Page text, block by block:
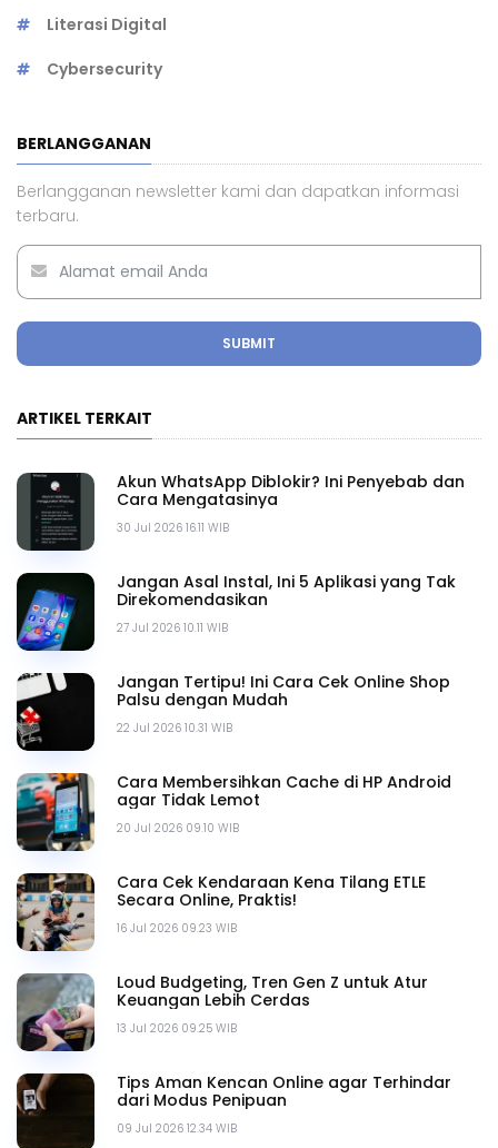
Literasi Digital
Cybersecurity
BERLANGGANAN
Berlangganan newsletter kami dan dapatkan informasi
terbaru.
SUBMIT
ARTIKEL TERKAIT
30 Jul 2026 16.11 WIB
Akun WhatsApp Diblokir? Ini Penyebab dan
Cara Mengatasinya
27 Jul 2026 10.11 WIB
Jangan Asal Instal, Ini 5 Aplikasi yang Tak
Direkomendasikan
22 Jul 2026 10.31 WIB
Jangan Tertipu! Ini Cara Cek Online Shop
Palsu dengan Mudah
20 Jul 2026 09.10 WIB
Cara Membersihkan Cache di HP Android
agar Tidak Lemot
16 Jul 2026 09.23 WIB
Cara Cek Kendaraan Kena Tilang ETLE
Secara Online, Praktis!
13 Jul 2026 09.25 WIB
Loud Budgeting, Tren Gen Z untuk Atur
Keuangan Lebih Cerdas
09 Jul 2026 12.34 WIB
Tips Aman Kencan Online agar Terhindar
dari Modus Penipuan